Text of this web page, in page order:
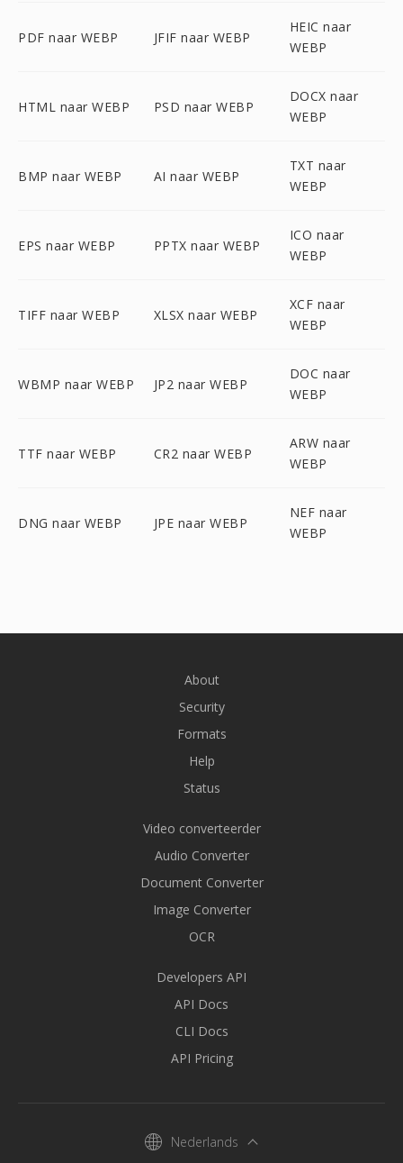
PDF naar WEBP JFIF naar WEBP
HEIC naar
WEBP
HTML naar WEBP PSD naar WEBP
DOCX naar
WEBP
BMP naar WEBP AI naar WEBP
TXT naar
WEBP
EPS naar WEBP PPTX naar WEBP
ICO naar
WEBP
TIFF naar WEBP XLSX naar WEBP
XCF naar
WEBP
WBMP naar WEBP JP2 naar WEBP
DOC naar
WEBP
TTF naar WEBP CR2 naar WEBP
ARW naar
WEBP
DNG naar WEBP JPE naar WEBP
NEF naar
WEBP
About
Security
Formats
Help
Status
Video converteerder
Audio Converter
Document Converter
Image Converter
OCR
Developers API
API Docs
CLI Docs
API Pricing
Nederlands